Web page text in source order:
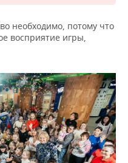
необходимо, потому что
восприятие игры,